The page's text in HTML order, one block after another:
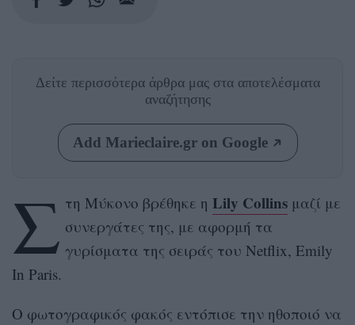
Δείτε περισσότερα άρθρα μας στα αποτελέσματα
αναζήτησης
Add Marieclaire.gr on Google
Σ τη Μύκονο βρέθηκε η Lily Collinsμαζί με
συνεργάτες της, με αφορμή τα
γυρίσματα της σειράς του Netflix, Emily
In Paris.
Ο φωτογραφικός φακός εντόπισε την ηθοποιό να